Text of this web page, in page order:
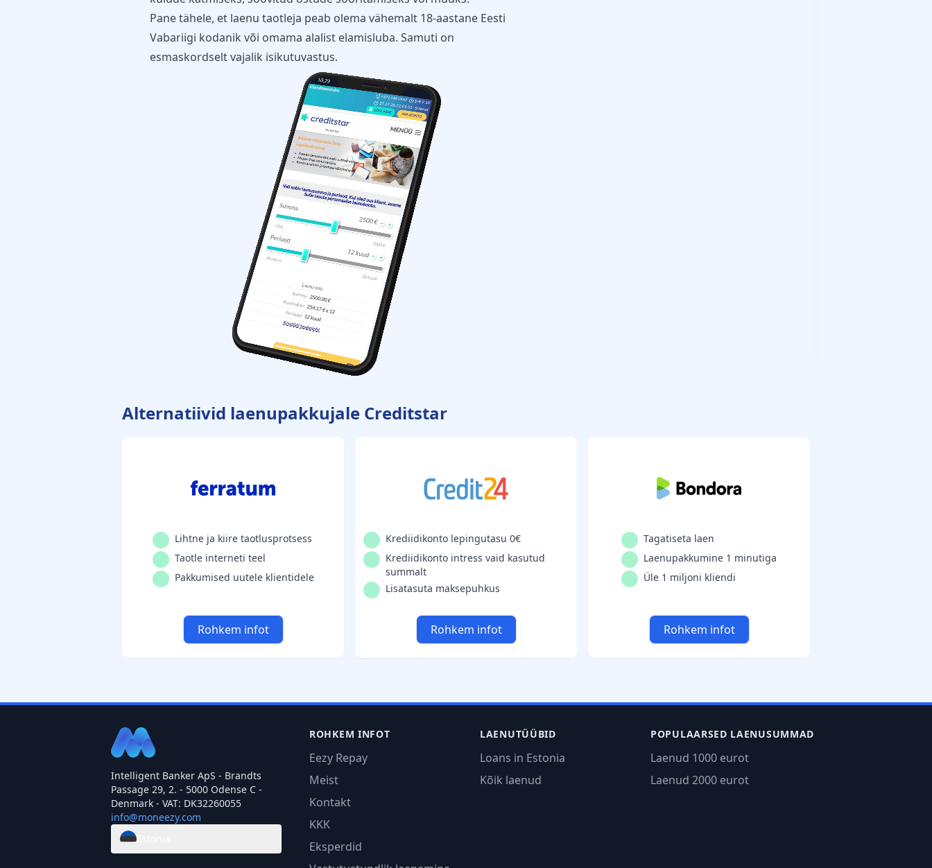
Pane tähele, et laenu taotleja peab olema vähemalt 18-aastane Eesti
Vabariigi kodanik või omama alalist elamisluba. Samuti on
esmaskordselt vajalik isikutuvastus.
Speaker Camera
10.29
Alternatiivid laenupakkujale Creditstar
Lihtne ja kiire taotlusprotsess
Taotle interneti teel
Pakkumised uutele klientidele
Rohkem infot
Krediidikonto lepingutasu 0€
Krediidikonto intress vaid kasutud
summalt
Lisatasuta maksepuhkus
Rohkem infot
Tagatiseta laen
Laenupakkumine 1 minutiga
Üle 1 miljoni kliendi
Rohkem infot
Intelligent Banker ApS - Brandts
Passage 29, 2. - 5000 Odense C -
Denmark - VAT: DK32260055
info@moneezy.com
ROHKEM INFOT
Eezy Repay
Meist
Kontakt
KKK
Eksperdid
LAENUTÜÜBID
Loans in Estonia
Kõik laenud
POPULAARSED LAENUSUMMAD
Laenud 1000 eurot
Laenud 2000 eurot